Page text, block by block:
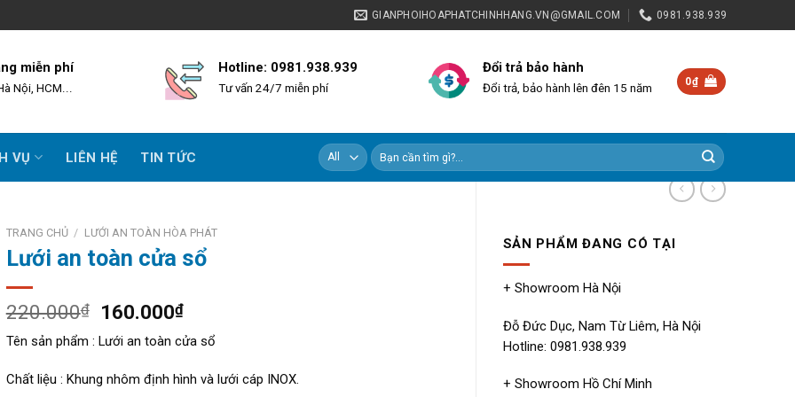
GIANPHOIHOAPHATCHINHHANG.VN@GMAIL.COM 0981.938.939
miễn phí
Nội, HCM...
Hotline: 0981.938.939
Tư vấn 24/7 miễn phí
Đổi trả bảo hành
Đổi trả, bảo hành lên đên 15 năm
0₫
VỤ LIÊN HỆ TIN TỨC
Tìm
kiếm:
SẢN PHẨM ĐANG CÓ TẠI
+ Showroom Hà Nội
Đỗ Đức Dục, Nam Từ Liêm, Hà Nội
Hotline: 0981.938.939
+ Showroom Hồ Chí Minh
TRANG CHỦ / LƯỚI AN TOÀN HÒA PHÁT
Lưới an toàn cửa sổ
220.000₫
Giá
gốc
là:
220.000₫.
160.000₫Giá
hiện
tại
là:
160.000₫.
Tên sản phẩm : Lưới an toàn cửa sổ
Chất liệu : Khung nhôm định hình và lưới cáp INOX.